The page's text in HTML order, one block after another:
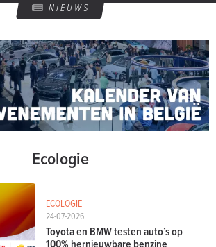
NIEUWS
Ecologie
ECOLOGIE
24-07-2026
Toyota en BMW testen auto’s op
100% hernieuwbare benzine